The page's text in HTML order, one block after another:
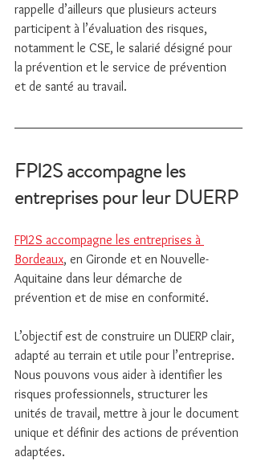
rappelle d’ailleurs que plusieurs acteurs
participent à l’évaluation des risques,
notamment le CSE, le salarié désigné pour
la prévention et le service de prévention
et de santé au travail.
FPI2S accompagne les
entreprises pour leur DUERP
FPI2S accompagne les entreprises à
Bordeaux, en Gironde et en Nouvelle-
Aquitaine dans leur démarche de
prévention et de mise en conformité.
L’objectif est de construire un DUERP clair,
adapté au terrain et utile pour l’entreprise.
Nous pouvons vous aider à identifier les
risques professionnels, structurer les
unités de travail, mettre à jour le document
unique et définir des actions de prévention
adaptées.